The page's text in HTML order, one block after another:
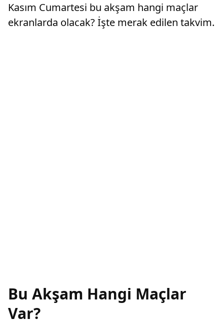
Kasım Cumartesi bu akşam hangi maçlar
ekranlarda olacak? İşte merak edilen takvim.
Bu Akşam Hangi Maçlar
Var?